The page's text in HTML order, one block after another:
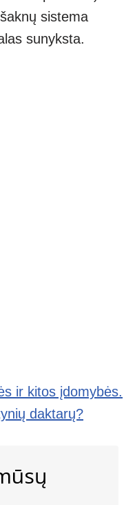
sistema
sunyksta.
ir kitos įdomybės.
daktarų?